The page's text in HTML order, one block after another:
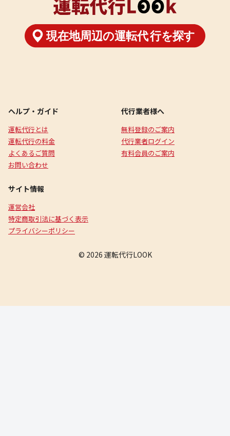
ヘルプ・ガイド
運転代行とは
運転代行の料金
よくあるご質問
お問い合わせ
代行業者様へ
無料登録のご案内
代行業者ログイン
有料会員のご案内
サイト情報
運営会社
特定商取引法に基づく表示
プライバシーポリシー
© 2026 運転代行LOOK